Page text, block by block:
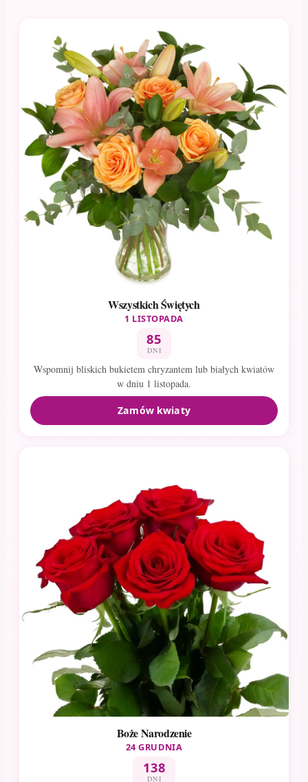
Wszystkich Świętych
1 LISTOPADA
85
DNI
Wspomnij bliskich bukietem chryzantem lub białych kwiatów
w dniu 1 listopada.
Zamów kwiaty
Boże Narodzenie
24 GRUDNIA
138
DNI